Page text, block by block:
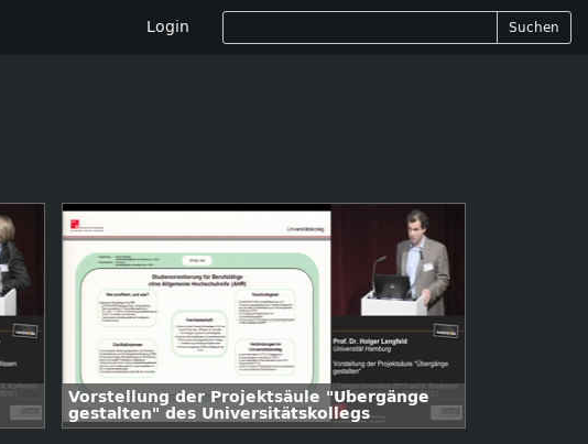
Login Suchen
Vorstellung der Projektsäule "Übergänge
gestalten" des Universitätskollegs